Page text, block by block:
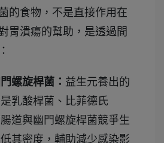
的食物，不是直接作用在
胃潰瘍的幫助，是透過間
螺旋桿菌： 益生元養出的
乳酸桿菌、比菲德氏
道與幽門螺旋桿菌競爭生
其密度，輔助減少感染影